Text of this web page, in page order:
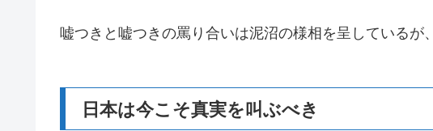
嘘つきと嘘つきの罵り合いは泥沼の様相を呈しているが
日本は今こそ真実を叫ぶべき